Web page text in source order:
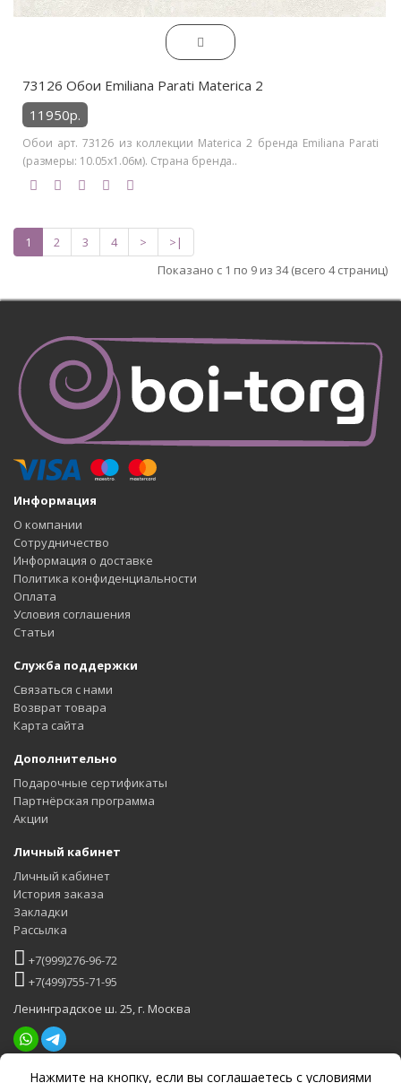
Нажмите на кнопку, если вы соглашаетесь с условиями
73126 Обои Emiliana Parati Materica 2
11950р.
Обои арт. 73126 из коллекции Materica 2 бренда Emiliana Parati
(размеры: 10.05х1.06м). Страна бренда..
1 2 3 4 >
>|
Показано с 1 по 9 из 34 (всего 4 страниц)
Информация
О компании
Сотрудничество
Информация о доставке
Политика конфиденциальности
Оплата
Условия соглашения
Статьи
Служба поддержки
Связаться с нами
Возврат товара
Карта сайта
Дополнительно
Подарочные сертификаты
Партнёрская программа
Акции
Личный кабинет
Личный кабинет
История заказа
Закладки
Рассылка
+7(999)276-96-72
+7(499)755-71-95
Ленинградское ш. 25, г. Москва